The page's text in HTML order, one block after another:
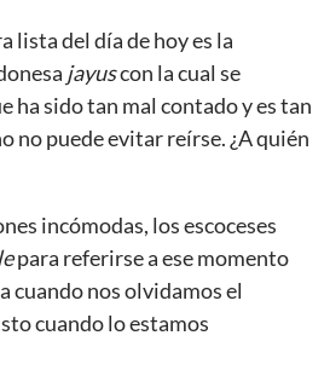
lista del día de hoy es la
jayuscon la cual se
ha sido tan mal contado y es tan
no puede evitar reírse. ¿A quién
incómodas, los escoceses
para referirse a ese momento
cuando nos olvidamos el
cuando lo estamos